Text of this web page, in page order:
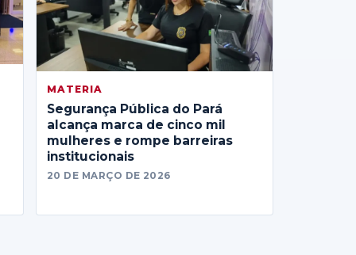
MATERIA
Segurança Pública do Pará
alcança marca de cinco mil
mulheres e rompe barreiras
institucionais
20 DE MARÇO DE 2026